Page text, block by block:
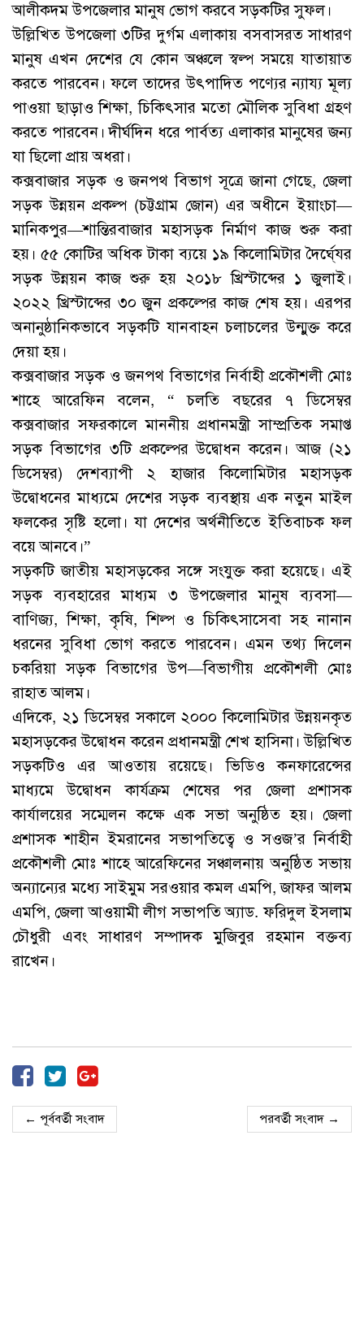
আলীকদম উপজেলার মানুষ ভোগ করবে সড়কটির সুফল।
উল্লিখিত উপজেলা ৩টির দুর্গম এলাকায় বসবাসরত সাধারণ
মানুষ এখন দেশের যে কোন অঞ্চলে স্বল্প সময়ে যাতায়াত
করতে পারবেন। ফলে তাদের উৎপাদিত পণ্যের ন্যায্য মূল্য
পাওয়া ছাড়াও শিক্ষা, চিকিৎসার মতো মৌলিক সুবিধা গ্রহণ
করতে পারবেন। দীর্ঘদিন ধরে পার্বত্য এলাকার মানুষের জন্য
যা ছিলো প্রায় অধরা।
কক্সবাজার সড়ক ও জনপথ বিভাগ সূত্রে জানা গেছে, জেলা
সড়ক উন্নয়ন প্রকল্প (চট্টগ্রাম জোন) এর অধীনে ইয়াংচা—
মানিকপুর—শান্তিরবাজার মহাসড়ক নির্মাণ কাজ শুরু করা
হয়। ৫৫ কোটির অধিক টাকা ব্যয়ে ১৯ কিলোমিটার দৈর্ঘে্যর
সড়ক উন্নয়ন কাজ শুরু হয় ২০১৮ খ্রিস্টাব্দের ১ জুলাই।
২০২২ খ্রিস্টাব্দের ৩০ জুন প্রকল্পের কাজ শেষ হয়। এরপর
অনানুষ্ঠানিকভাবে সড়কটি যানবাহন চলাচলের উন্মুক্ত করে
দেয়া হয়।
কক্সবাজার সড়ক ও জনপথ বিভাগের নির্বাহী প্রকৌশলী মোঃ
শাহে আরেফিন বলেন, “ চলতি বছরের ৭ ডিসেম্বর
কক্সবাজার সফরকালে মাননীয় প্রধানমন্ত্রী সাম্প্রতিক সমাপ্ত
সড়ক বিভাগের ৩টি প্রকল্পের উদ্বোধন করেন। আজ (২১
ডিসেম্বর) দেশব্যাপী ২ হাজার কিলোমিটার মহাসড়ক
উদ্বোধনের মাধ্যমে দেশের সড়ক ব্যবস্থায় এক নতুন মাইল
ফলকের সৃষ্টি হলো। যা দেশের অর্থনীতিতে ইতিবাচক ফল
বয়ে আনবে।”
সড়কটি জাতীয় মহাসড়কের সঙ্গে সংযুক্ত করা হয়েছে। এই
সড়ক ব্যবহারের মাধ্যম ৩ উপজেলার মানুষ ব্যবসা—
বাণিজ্য, শিক্ষা, কৃষি, শিল্প ও চিকিৎসাসেবা সহ নানান
ধরনের সুবিধা ভোগ করতে পারবেন। এমন তথ্য দিলেন
চকরিয়া সড়ক বিভাগের উপ—বিভাগীয় প্রকৌশলী মোঃ
রাহাত আলম।
এদিকে, ২১ ডিসেম্বর সকালে ২০০০ কিলোমিটার উন্নয়নকৃত
মহাসড়কের উদ্বোধন করেন প্রধানমন্ত্রী শেখ হাসিনা। উল্লিখিত
সড়কটিও এর আওতায় রয়েছে। ভিডিও কনফারেন্সের
মাধ্যমে উদ্বোধন কার্যক্রম শেষের পর জেলা প্রশাসক
কার্যালয়ের সম্মেলন কক্ষে এক সভা অনুষ্ঠিত হয়। জেলা
প্রশাসক শাহীন ইমরানের সভাপতিত্বে ও সওজ’র নির্বাহী
প্রকৌশলী মোঃ শাহে আরেফিনের সঞ্চালনায় অনুষ্ঠিত সভায়
অন্যান্যের মধ্যে সাইমুম সরওয়ার কমল এমপি, জাফর আলম
এমপি, জেলা আওয়ামী লীগ সভাপতি অ্যাড. ফরিদুল ইসলাম
চৌধুরী এবং সাধারণ সম্পাদক মুজিবুর রহমান বক্তব্য
রাখেন।
← পূর্ববর্তী সংবাদ পরবর্তী সংবাদ →